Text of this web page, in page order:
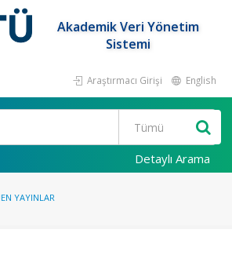
Akademik Veri Yönetim
Sistemi
Araştırmacı Girişi English
Detaylı Arama
YAYINLAR